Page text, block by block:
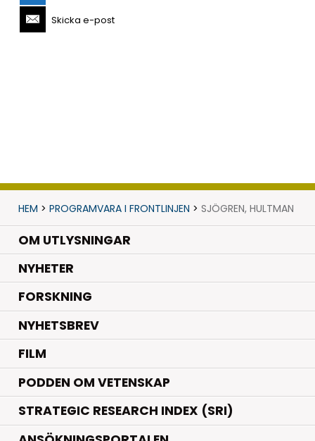
Skicka e-post
HEM > PROGRAMVARA I FRONTLINJEN > SJÖGREN, HULTMAN
OM UTLYSNINGAR
NYHETER.
FORSKNING.
NYHETSBREV
FILM
PODDEN OM VETENSKAP
STRATEGIC RESEARCH INDEX (SRI)